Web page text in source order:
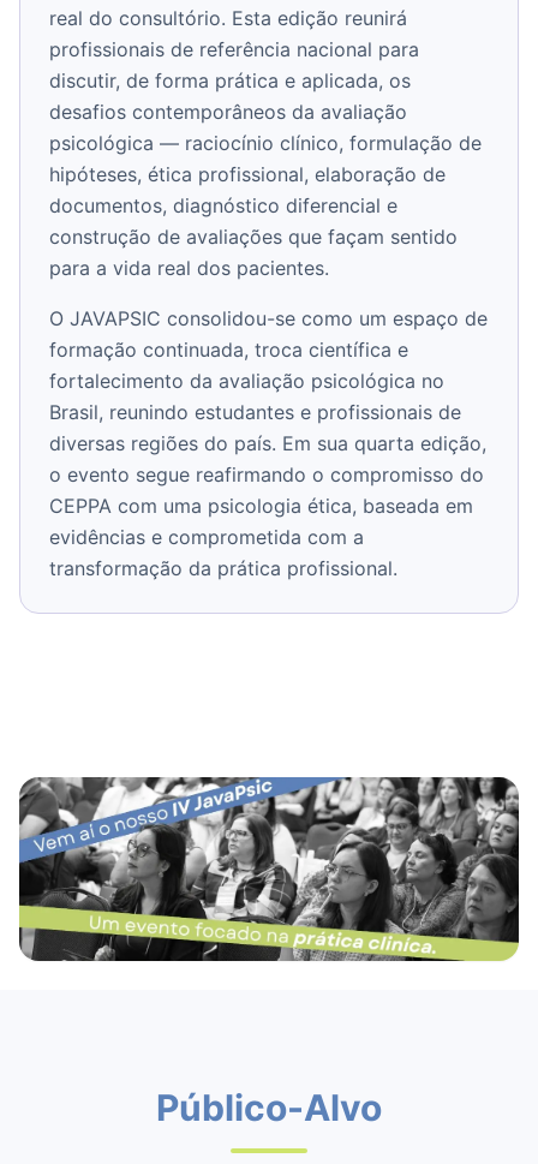
real do consultório. Esta edição reunirá
profissionais de referência nacional para
discutir, de forma prática e aplicada, os
desafios contemporâneos da avaliação
psicológica — raciocínio clínico, formulação de
hipóteses, ética profissional, elaboração de
documentos, diagnóstico diferencial e
construção de avaliações que façam sentido
para a vida real dos pacientes.
O JAVAPSIC consolidou-se como um espaço de
formação continuada, troca científica e
fortalecimento da avaliação psicológica no
Brasil, reunindo estudantes e profissionais de
diversas regiões do país. Em sua quarta edição,
o evento segue reafirmando o compromisso do
CEPPA com uma psicologia ética, baseada em
evidências e comprometida com a
transformação da prática profissional.
Público-Alvo